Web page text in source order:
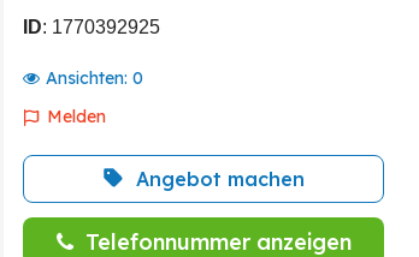
ID: 1770392925
Ansichten: 0
Melden
Angebot machen
Telefonnummer anzeigen